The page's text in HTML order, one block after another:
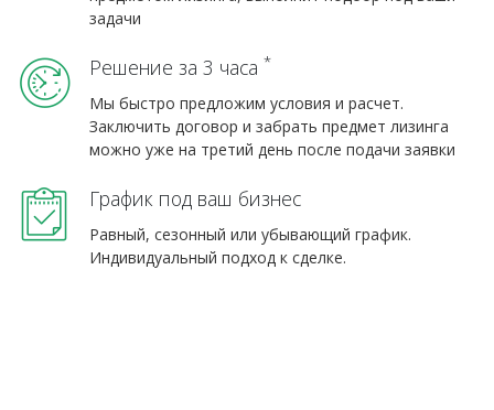
задачи
Решение за 3 часа *
Мы быстро предложим условия и расчет.
Заключить договор и забрать предмет лизинга
можно уже на третий день после подачи заявки
График под ваш бизнес
Равный, сезонный или убывающий график.
Индивидуальный подход к сделке.